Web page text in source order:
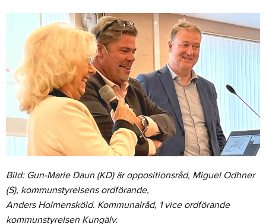
Bild: Gun-Marie Daun (KD) är oppositionsråd, Miguel Odhner
(S), kommunstyrelsens ordförande,
Anders Holmensköld. Kommunalråd, 1 vice ordförande
kommunstyrelsen Kungälv.